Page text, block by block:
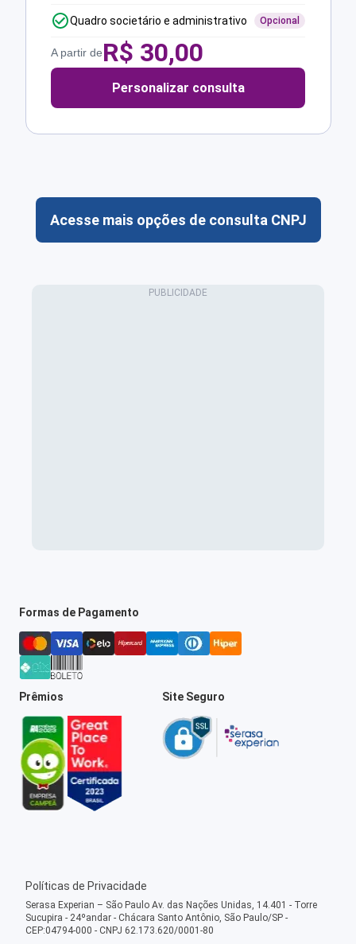
Quadro societário e administrativo Opcional
A partir deR$ 30,00
Personalizar consulta
Acesse mais opções de consulta CNPJ
Formas de Pagamento
Prêmios Site Seguro
Políticas de Privacidade
Serasa Experian – São Paulo Av. das Nações Unidas, 14.401 - Torre
Sucupira - 24ºandar - Chácara Santo Antônio, São Paulo/SP -
CEP:04794-000 - CNPJ 62.173.620/0001-80